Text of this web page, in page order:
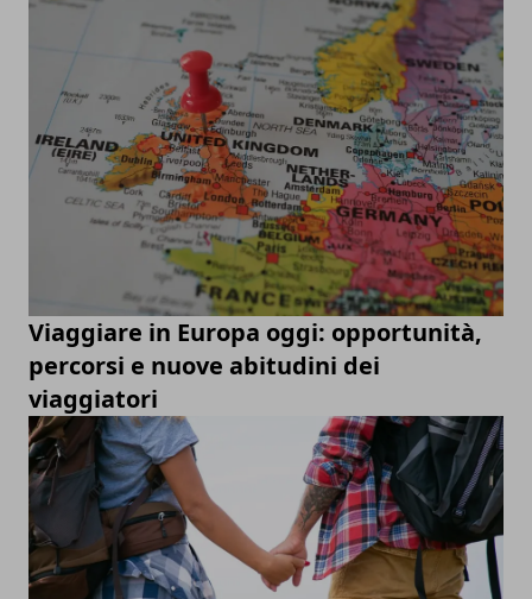
Viaggiare in Europa oggi: opportunità,
percorsi e nuove abitudini dei
viaggiatori